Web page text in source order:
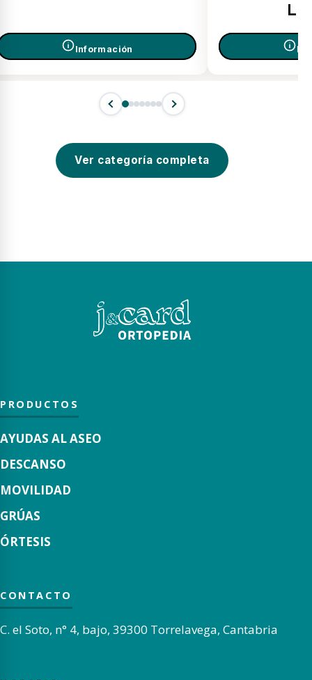
Información
Ver categoría completa
PRODUCTOS
AYUDAS AL ASEO
DESCANSO
MOVILIDAD
GRÚAS
ÓRTESIS
CONTACTO
C. el Soto, n° 4, bajo, 39300 Torrelavega, Cantabria